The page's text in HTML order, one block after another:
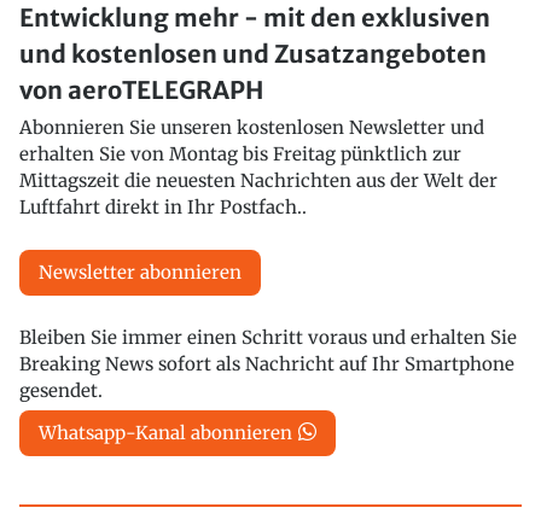
Entwicklung mehr - mit den exklusiven
und kostenlosen und Zusatzangeboten
von aeroTELEGRAPH
Abonnieren Sie unseren kostenlosen Newsletter und
erhalten Sie von Montag bis Freitag pünktlich zur
Mittagszeit die neuesten Nachrichten aus der Welt der
Luftfahrt direkt in Ihr Postfach..
Newsletter abonnieren
Bleiben Sie immer einen Schritt voraus und erhalten Sie
Breaking News sofort als Nachricht auf Ihr Smartphone
gesendet.
Whatsapp-Kanal abonnieren